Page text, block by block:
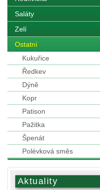
Saláty
Zelí
Ostatní
Kukuřice
Ředkev
Dýně
Kopr
Patison
Pažitka
Špenát
Polévková směs
Aktuality